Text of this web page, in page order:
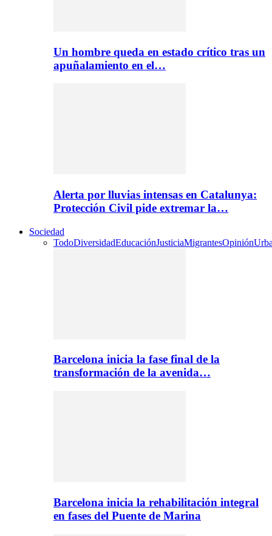
Un hombre queda en estado crítico tras un
apuñalamiento en el…
Alerta por lluvias intensas en Catalunya:
Protección Civil pide extremar la…
Sociedad
TodoDiversidadEducaciónJusticiaMigrantesOpinión
Barcelona inicia la fase final de la
transformación de la avenida…
Barcelona inicia la rehabilitación integral
en fases del Puente de Marina